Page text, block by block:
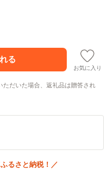
お気に入り
だいた場合、返礼品は贈答され
るさと納税！／